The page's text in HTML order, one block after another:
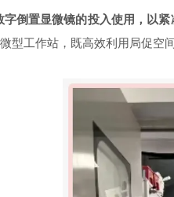
倒置显微镜的投入使用，以
型工作站，既高效利用局促空